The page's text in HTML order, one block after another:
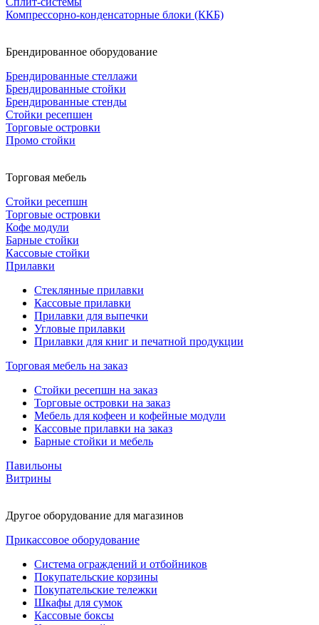
Компрессорно-конденсаторные блоки (ККБ)
Брендированное оборудование
Брендированные стеллажи
Брендированные стойки
Брендированные стенды
Стойки ресепшен
Торговые островки
Промо стойки
Торговая мебель
Стойки ресепшн
Торговые островки
Кофе модули
Барные стойки
Кассовые стойки
Прилавки
Стеклянные прилавки
Кассовые прилавки
Прилавки для выпечки
Угловые прилавки
Прилавки для книг и печатной продукции
Торговая мебель на заказ
Стойки ресепшн на заказ
Торговые островки на заказ
Мебель для кофеен и кофейные модули
Кассовые прилавки на заказ
Барные стойки и мебель
Павильоны
Витрины
Другое оборудование для магазинов
Прикассовое оборудование
Система ограждений и отбойников
Покупательские корзины
Покупательские тележки
Шкафы для сумок
Кассовые боксы